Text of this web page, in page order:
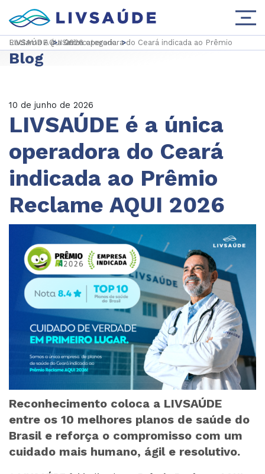
LIVSAUDE > Sem categoria >
LIVSAÚDE é a única operadora do Ceará indicada ao Prêmio Reclame AQUI 2026
Blog
10 de junho de 2026
LIVSAÚDE é a única
operadora do Ceará
indicada ao Prêmio
Reclame AQUI 2026
Reconhecimento coloca a LIVSAÚDE
entre os 10 melhores planos de saúde do
Brasil e reforça o compromisso com um
cuidado mais humano, ágil e resolutivo.